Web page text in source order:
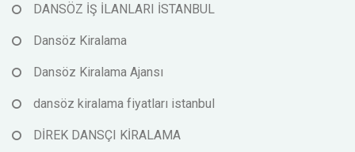
DANSÖZ İŞ İLANLARI İSTANBUL
Dansöz Kiralama
Dansöz Kiralama Ajansı
dansöz kiralama fiyatları istanbul
DİREK DANSÇI KİRALAMA